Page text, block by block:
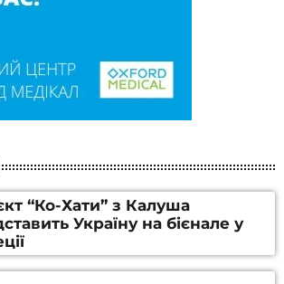
“Ко-Хати” з Калуша
Україну на бієнале у